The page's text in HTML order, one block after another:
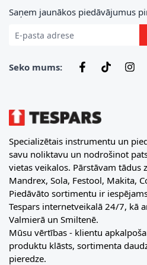
E-pasta adrese
Saņem jaunākos piedāvājumus
Seko mums:
Specializētais instrumentu un
savu noliktavu un nodrošinot
vietas veikalos. Pārstāvam tādus
Mandrex, Sola, Festool, Makita,
Piedāvāto sortimentu ir
Tespars internetveikalā 24/7, kā
Valmierā un Smiltenē.
Mūsu vērtības - klientu
produktu klāsts, sortimenta
pieredze.